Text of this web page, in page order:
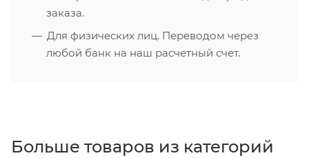
заказа.
Для физических лиц. Переводом через
любой банк на наш расчетный счет.
Больше товаров из категорий